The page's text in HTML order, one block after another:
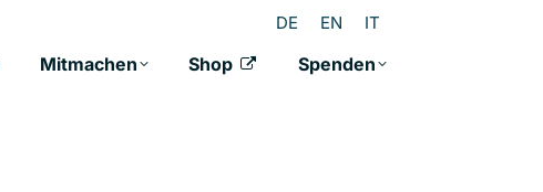
DE EN IT
Mitmachen Shop Spenden